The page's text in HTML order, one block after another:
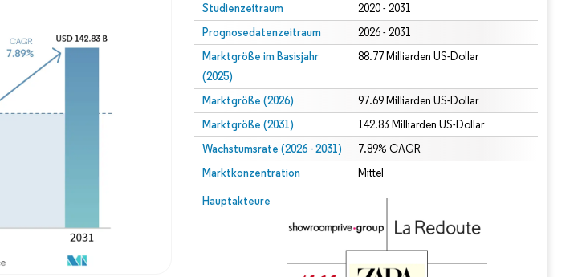
Studienzeitraum 2020 - 2031
Prognosedatenzeitraum 2026 - 2031
Marktgröße im Basisjahr
(2025)
88.77 Milliarden US-Dollar
Marktgröße (2026) 97.69 Milliarden US-Dollar
Marktgröße (2031) 142.83 Milliarden US-Dollar
Wachstumsrate (2026 - 2031) 7.89% CAGR
Marktkonzentration Mittel
Hauptakteure
Bild © Mordor Intelligence. Wiederverwendung erfordert Namensnennung gemäß CC BY 4.0.
Bild © Mordor Intelligence. Wiederverwendung erfordert Namensnennung gemäß CC BY 4.0.